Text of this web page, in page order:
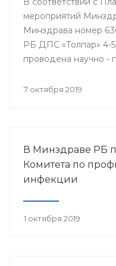
мероприятий
Минздрава номер
РБ ДПС «Толпар» 4-5
проводена научно -
лечения в детских
7 октября 2019
В Минздраве РБ
Комитета по
инфекции
1 октября 2019